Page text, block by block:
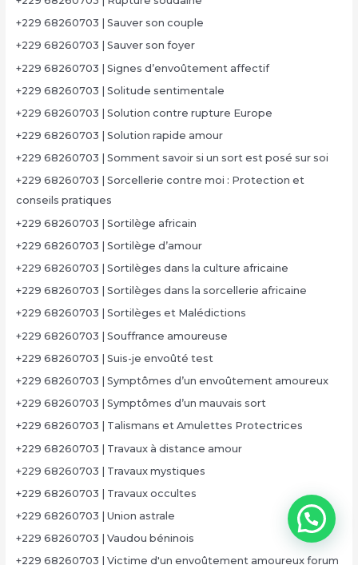
+229 68260703 | Sauver son couple
+229 68260703 | Sauver son foyer
+229 68260703 | Signes d’envoûtement affectif
+229 68260703 | Solitude sentimentale
+229 68260703 | Solution contre rupture Europe
+229 68260703 | Solution rapide amour
+229 68260703 | Somment savoir si un sort est posé sur soi
+229 68260703 | Sorcellerie contre moi : Protection et
conseils pratiques
+229 68260703 | Sortilège africain
+229 68260703 | Sortilège d’amour
+229 68260703 | Sortilèges dans la culture africaine
+229 68260703 | Sortilèges dans la sorcellerie africaine
+229 68260703 | Sortilèges et Malédictions
+229 68260703 | Souffrance amoureuse
+229 68260703 | Suis-je envoûté test
+229 68260703 | Symptômes d’un envoûtement amoureux
+229 68260703 | Symptômes d’un mauvais sort
+229 68260703 | Talismans et Amulettes Protectrices
+229 68260703 | Travaux à distance amour
+229 68260703 | Travaux mystiques
+229 68260703 | Travaux occultes
+229 68260703 | Union astrale
+229 68260703 | Vaudou béninois
+229 68260703 | Victime d'un envoûtement amoureux forum